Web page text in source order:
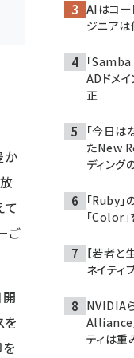
か
て
ご
開
を
AIはコー
ジニアは
「
ADドメ
正
「今日は
た
ディング
「Ruby」
「Color
【若者
ネイティ
NVIDIA
Alliance
ティは